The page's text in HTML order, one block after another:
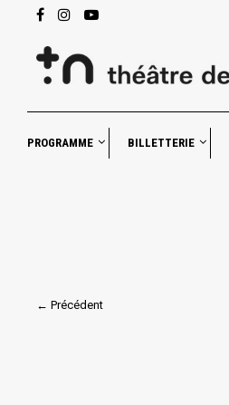
PROGRAMME BILLETTERIE
← Précédent